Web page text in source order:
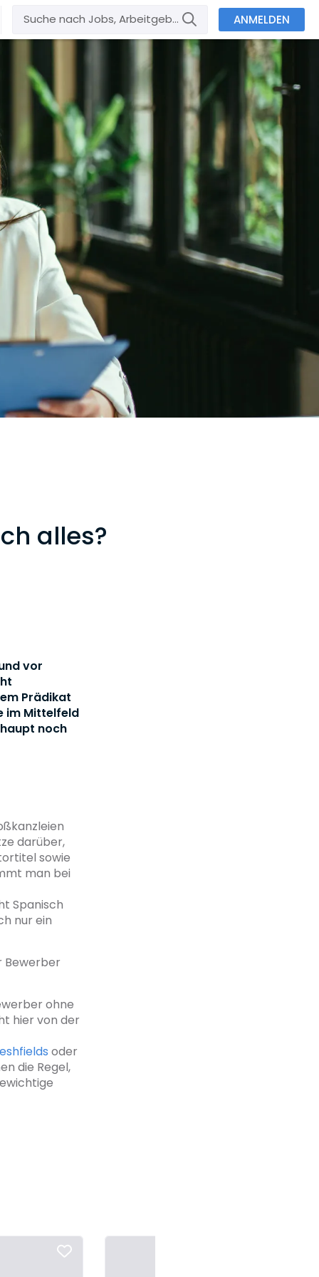
ANMELDEN
alles?
vor
Prädikat
im Mittelfeld
noch
darüber,
sowie
man bei
Spanisch
nur ein
Bewerber
ohne
hier von der
oder
die Regel,